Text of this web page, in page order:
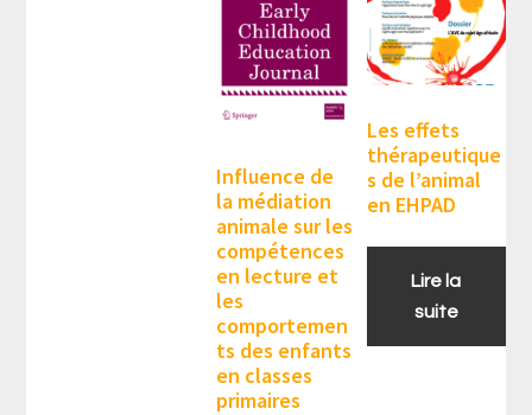
Influence de
la médiation
animale sur les
compétences
en lecture et
les
comportemen
ts des enfants
en classes
primaires
Les effets
thérapeutique
s de l’animal
en EHPAD
Lire la
suite